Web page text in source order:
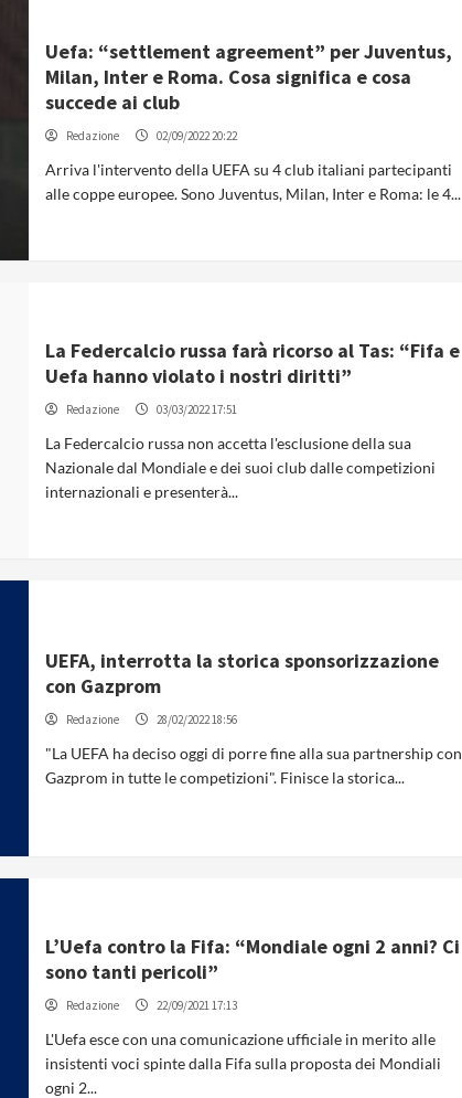
Uefa: “settlement agreement” per Juventus,
Milan, Inter e Roma. Cosa significa e cosa
succede ai club
Redazione 02/09/2022 20:22
Arriva l'intervento della UEFA su 4 club italiani partecipanti
alle coppe europee. Sono Juventus, Milan, Inter e Roma: le 4...
La Federcalcio russa farà ricorso al Tas: “Fifa e
Uefa hanno violato i nostri diritti”
Redazione 03/03/2022 17:51
La Federcalcio russa non accetta l'esclusione della sua
Nazionale dal Mondiale e dei suoi club dalle competizioni
internazionali e presenterà...
UEFA, interrotta la storica sponsorizzazione
con Gazprom
Redazione 28/02/2022 18:56
"La UEFA ha deciso oggi di porre fine alla sua partnership con
Gazprom in tutte le competizioni". Finisce la storica...
L’Uefa contro la Fifa: “Mondiale ogni 2 anni? Ci
sono tanti pericoli”
Redazione 22/09/2021 17:13
L'Uefa esce con una comunicazione ufficiale in merito alle
insistenti voci spinte dalla Fifa sulla proposta dei Mondiali
ogni 2...